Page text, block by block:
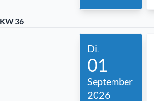
KW 36
Di.
01
September
2026